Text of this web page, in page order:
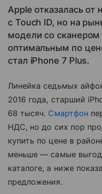
Apple отказалась
с Touch ID, но на
модели со сканером
оптимальным по
стал iPhone 7 Plus.
Линейка седьмых
2016 года, старший
68 тысяч. Смартфон
НДС, но до сих пор
купить по цене в
меньше — самые
каталоге, а ниже
предложения.